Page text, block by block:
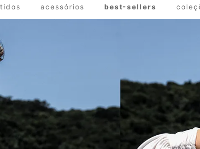
acessórios best-sellers